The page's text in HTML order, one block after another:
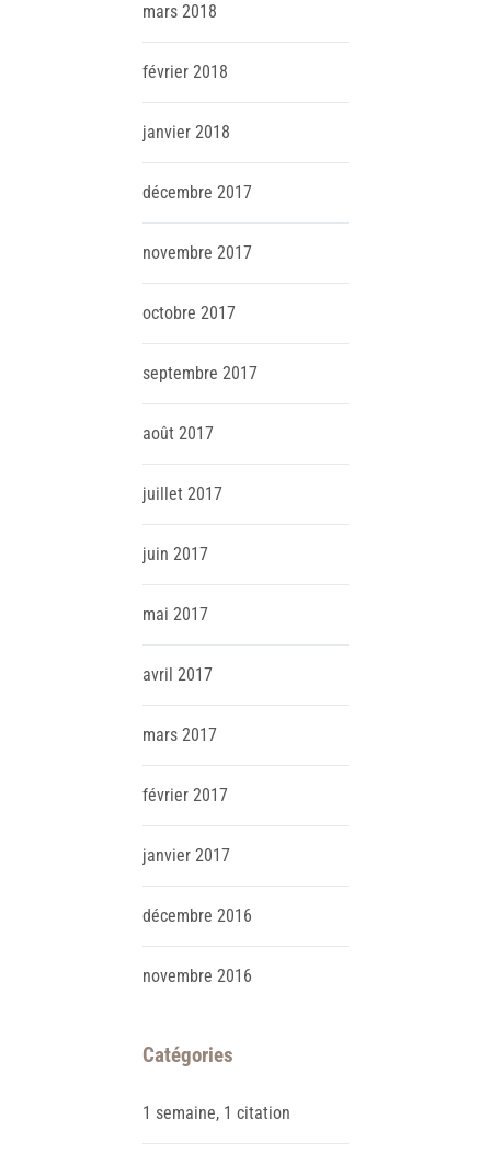
mars 2018
février 2018
janvier 2018
décembre 2017
novembre 2017
octobre 2017
septembre 2017
août 2017
juillet 2017
juin 2017
mai 2017
avril 2017
mars 2017
février 2017
janvier 2017
décembre 2016
novembre 2016
Catégories
1 semaine, 1 citation